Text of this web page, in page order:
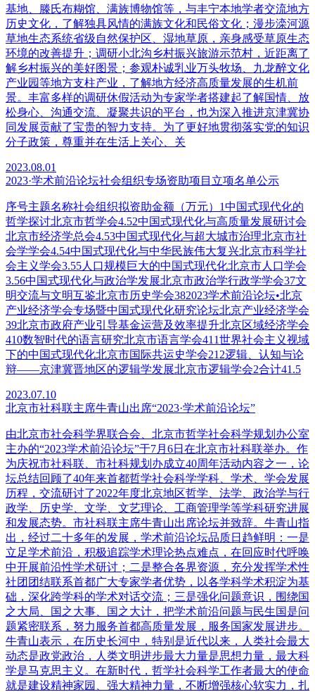
基地、滕氏布糊馆、满族博物馆等，与丰宁本地学者交流地方
历史文化，了解独具风情的满族文化和民俗文化；漫步滦河源
草地生态系统省级自然保护区、湿地草原，亲身感受草原生态
环境的改善提升；调研小北沟乡村振兴旅游示范村，近距离了
解乡村振兴的美好图景；参观朴诚乳业万头牧场、九龙醉文化
产业园等地方支柱产业，了解地方经济高质量发展的生机前
景。丰富多样的调研休假活动为专家学者搭建起了解国情、放
松身心、沟通交流、凝聚共识的平台，也为深入推进京津冀协
同发展贡献了宝贵的智力支持。为了更好地贯彻落实党的知识
分子政策，尊重并在生活上关心、关
2023.08.01
2023·学术前沿论坛社会组织专场资助项目立项名单公示
序号主题名称社会组织拟资助金额（万元）1中国式现代化的
哲学探讨北京市哲学会4.52中国式现代化与高质量发展研讨会
北京市经济学总会4.53中国式现代化与超大城市治理北京市社
会学学会4.54中国式现代化与中华民族伟大复兴北京市科学社
会主义学会3.55人口规模巨大的中国式现代化北京市人口学会
3.56中国式现代化与政治学发展北京市政治学行政学学会37文
明交流与文明互鉴北京市历史学会382023学术前沿论坛•北京
产业经济学会专场暨中国式现代化研究论坛北京产业经济学会
39北京市政府产业引导基金运营及效率提升北京区域经济学会
410数智时代的语言研究北京市语言学会411世界社会主义视域
下的中国式现代化北京市国际共运史学会212逻辑、认知与论
辩——京津冀晋地区的逻辑学发展北京市逻辑学会2合计41.5
2023.07.10
北京市社科联主席牛青山出席“2023·学术前沿论坛”
由北京市社会科学界联合会、北京市哲学社会科学规划办公室
主办的“2023学术前沿论坛”于7月6日在北京市社科联举办。作
为庆祝市社科联、市社科规划办成立40周年活动内容之一，论
坛总结回顾了40年来首都哲学社会科学学科、学术、学会发展
历程，交流研讨了2022年度北京地区哲学、法学、政治学与行
政学、历史学、文学、文艺理论、工商管理学等学科研究进展
和发展态势。市社科联主席牛青山出席论坛并致辞。牛青山指
出，经过二十多年的发展，学术前沿论坛品质日趋鲜明：一是
立足学术前沿，积极追踪学术理论热点难点，在回应时代呼唤
中开展前沿性学术研讨；二是整合各界资源，充分发挥学术性
社团团结联系首都广大专家学者优势，以各学科学术积淀为基
础，深化跨学科的学术对话交流；三是强化问题意识，围绕国
之大局、国之大事、国之大计，把学术前沿问题与民生国是问
题紧密联系，努力服务首都高质量发展，服务国家发展进步。
牛青山表示，在历史长河中，特别是近代以来，人类社会最大
动态是政党政治，人类文明进步最大力量是思想力量，最大科
学是马克思主义。在新时代，哲学社会科学工作者最大的使命
就是建设精神家园、强大精神力量，不断增强核心软实力，扎